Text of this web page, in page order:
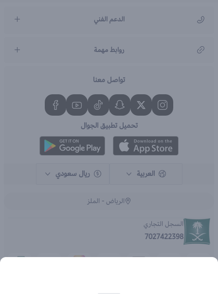
الدعم الفني
روابط مهمة
تواصل معنا
تحميل تطبيق الجوال
العربية ريال سعودي
الرياض - الملز
السجل التجاري
7027422398